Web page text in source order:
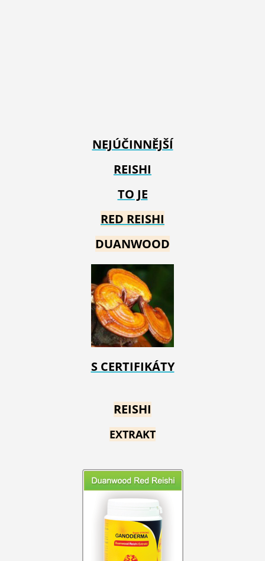
NEJÚČINNĚJŠÍ
REISHI
TO JE
RED REISHI
DUANWOOD
S CERTIFIKÁTY
REISHI
EXTRAKT